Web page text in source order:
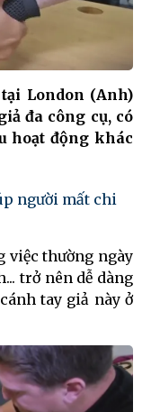
London (Anh)
đa công cụ, có
hoạt động khác
người mất chi
việc thường ngày
trở nên dễ dàng
tay giả này ở